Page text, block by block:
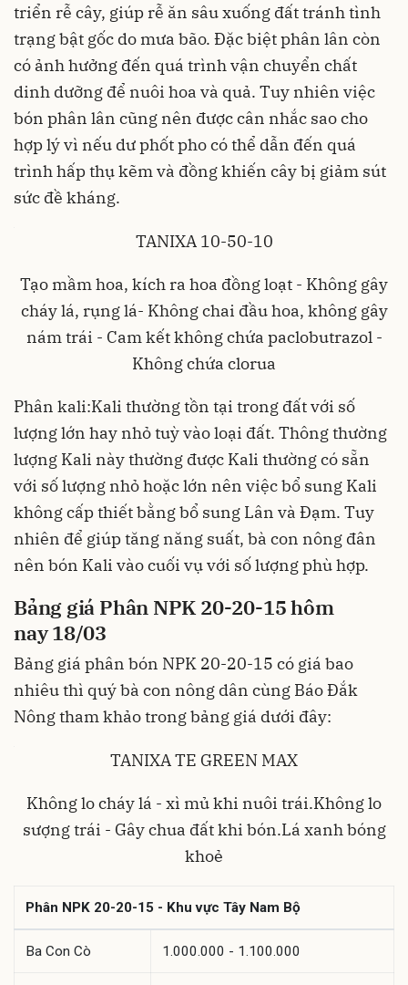
triển rễ cây, giúp rễ ăn sâu xuống đất tránh tình
trạng bật gốc do mưa bão. Đặc biệt phân lân còn
có ảnh hưởng đến quá trình vận chuyển chất
dinh dưỡng để nuôi hoa và quả. Tuy nhiên việc
bón phân lân cũng nên được cân nhắc sao cho
hợp lý vì nếu dư phốt pho có thể dẫn đến quá
trình hấp thụ kẽm và đồng khiến cây bị giảm sút
sức đề kháng.
TANIXA 10-50-10
Tạo mầm hoa, kích ra hoa đồng loạt - Không gây
cháy lá, rụng lá- Không chai đầu hoa, không gây
nám trái - Cam kết không chứa paclobutrazol -
Không chứa clorua
Phân kali:Kali thường tồn tại trong đất với số
lượng lớn hay nhỏ tuỳ vào loại đất. Thông thường
lượng Kali này thường được Kali thường có sẵn
với số lượng nhỏ hoặc lớn nên việc bổ sung Kali
không cấp thiết bằng bổ sung Lân và Đạm. Tuy
nhiên để giúp tăng năng suất, bà con nông đân
nên bón Kali vào cuối vụ với số lượng phù hợp.
Bảng giá Phân NPK 20-20-15 hôm
nay 18/03
Bảng giá phân bón NPK 20-20-15 có giá bao
nhiêu thì quý bà con nông dân cùng Báo Đắk
Nông tham khảo trong bảng giá dưới đây:
TANIXA TE GREEN MAX
Không lo cháy lá - xì mủ khi nuôi trái.Không lo
sượng trái - Gây chua đất khi bón.Lá xanh bóng
khoẻ
Phân NPK 20-20-15 - Khu vực Tây Nam Bộ
Ba Con Cò 1.000.000 - 1.100.000